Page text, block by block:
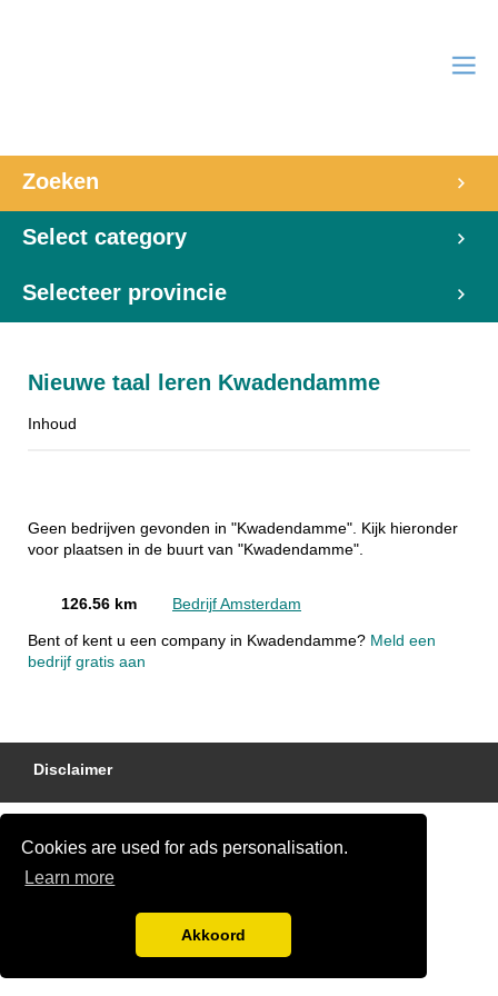
Cookies are used for ads personalisation.
Learn more
Akkoord
Zoeken
Select category
Selecteer provincie
Nieuwe taal leren Kwadendamme
Inhoud
Geen bedrijven gevonden in "Kwadendamme". Kijk hieronder
voor plaatsen in de buurt van "Kwadendamme".
126.56 km Bedrijf Amsterdam
Bent of kent u een company in Kwadendamme? Meld een
bedrijf gratis aan
Disclaimer